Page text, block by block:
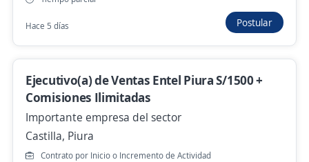
FALABELLA CORPORATIVO PERÚ
Hace 4 horas
Se precisa Urgente
Trabajo en Campo Cerca a Casa/Sueldo fijo
+ pasajes + comisiones
Hace 5 días Postular
Ejecutivo(a) de Ventas Entel Piura S/1500 +
Comisiones Ilimitadas
Importante empresa del sector
Castilla, Piura
Contrato por Inicio o Incremento de Actividad